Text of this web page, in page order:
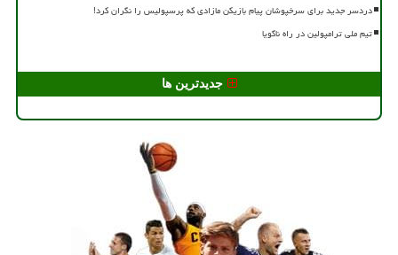
دردسر جدید برای سرخپوشان پیام بازیکن مازادی که پرسپولیس را نگران کرد!
تیم ملی ترامپولین در راه ناگویا
جدیدترین ها